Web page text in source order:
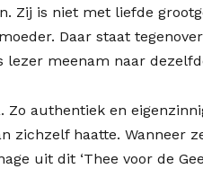
Zij is niet met liefde
Daar staat
lezer meenam naar
Zo authentiek en
zichzelf haatte.
uit dit ‘Thee voor de